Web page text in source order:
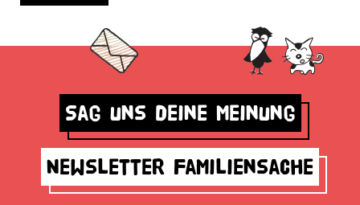
Sag uns deine Meinung
Newsletter Familiensache